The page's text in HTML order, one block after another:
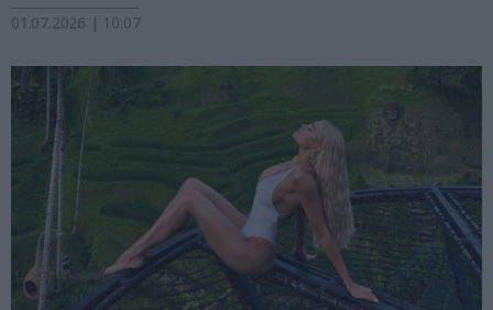
01.07.2026 | 10:07